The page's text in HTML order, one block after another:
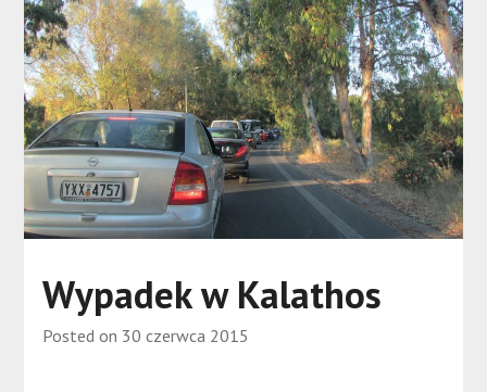
Wypadek w Kalathos
Posted on 30 czerwca 2015